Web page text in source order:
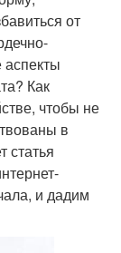
от
Как
чтобы не
в
статья
и дадим